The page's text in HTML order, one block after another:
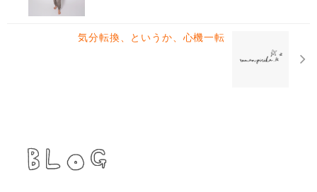
気分転換、というか、心機一転